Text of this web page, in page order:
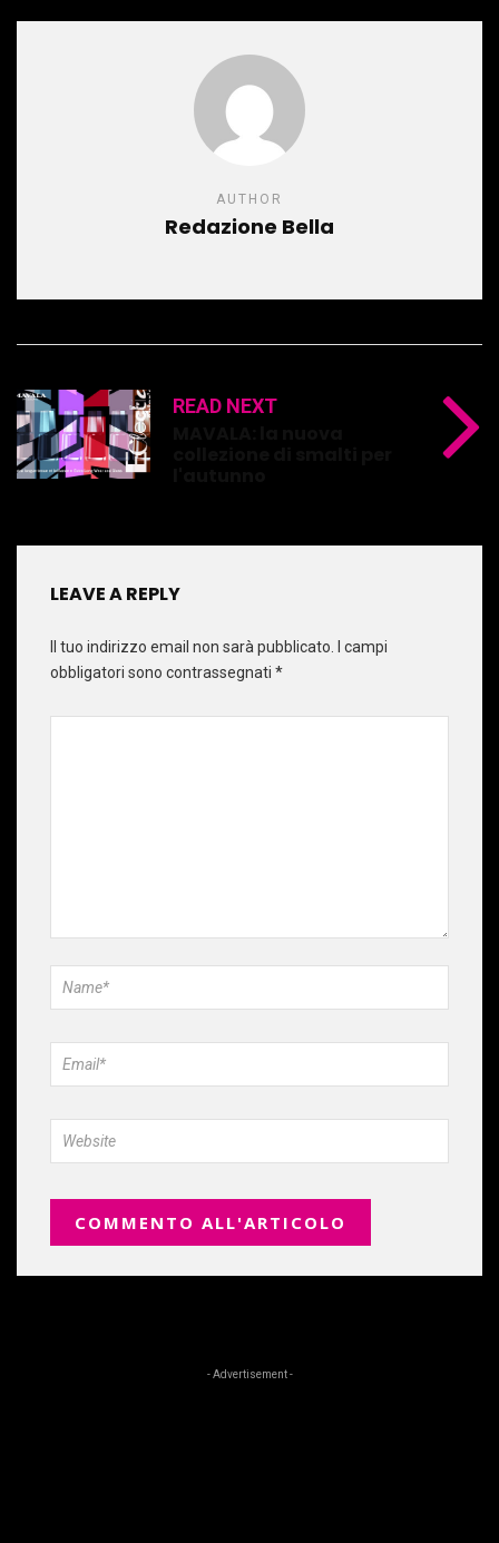
AUTHOR
Redazione Bella
READ NEXT
LEAVE A REPLY
Il tuo indirizzo email non sarà pubblicato. I campi
obbligatori sono contrassegnati *
- Advertisement -